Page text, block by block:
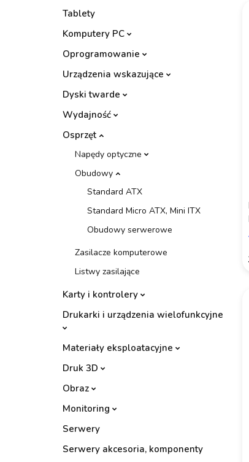
Tablety
Komputery PC
Oprogramowanie
Urządzenia wskazujące
Dyski twarde
Wydajność
Osprzęt
Napędy optyczne
Obudowy
Standard ATX
Standard Micro ATX, Mini ITX
Obudowy serwerowe
Zasilacze komputerowe
Listwy zasilające
Karty i kontrolery
Drukarki i urządzenia wielofunkcyjne
Materiały eksploatacyjne
Druk 3D
Obraz
Monitoring
Serwery
Serwery akcesoria, komponenty